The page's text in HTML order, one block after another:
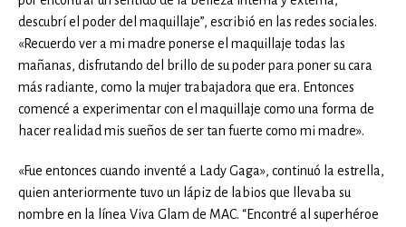
descubrí el poder del maquillaje”, escribió en las redes sociales.
«Recuerdo ver a mi madre ponerse el maquillaje todas las
mañanas, disfrutando del brillo de su poder para poner su cara
más radiante, como la mujer trabajadora que era. Entonces
comencé a experimentar con el maquillaje como una forma de
hacer realidad mis sueños de ser tan fuerte como mi madre».
«Fue entonces cuando inventé a Lady Gaga», continuó la estrella,
quien anteriormente tuvo un lápiz de labios que llevaba su
nombre en la línea Viva Glam de MAC. “Encontré al superhéroe